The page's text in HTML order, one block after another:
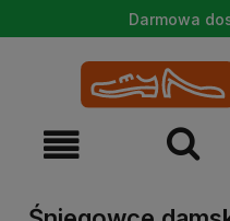
Darmowa